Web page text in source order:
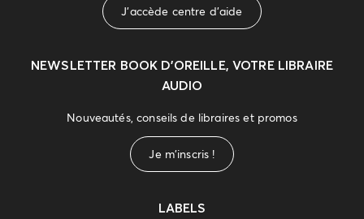
J'accède centre d'aide
NEWSLETTER BOOK D’OREILLE, VOTRE LIBRAIRE
AUDIO
Nouveautés, conseils de libraires et promos
Je m'inscris !
LABELS